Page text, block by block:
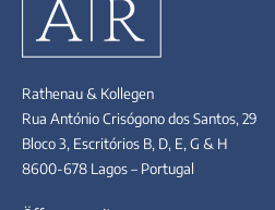
Rathenau & Kollegen
Rua António Crisógono dos Santos, 29
Bloco 3, Escritórios B, D, E, G & H
8600-678 Lagos – Portugal